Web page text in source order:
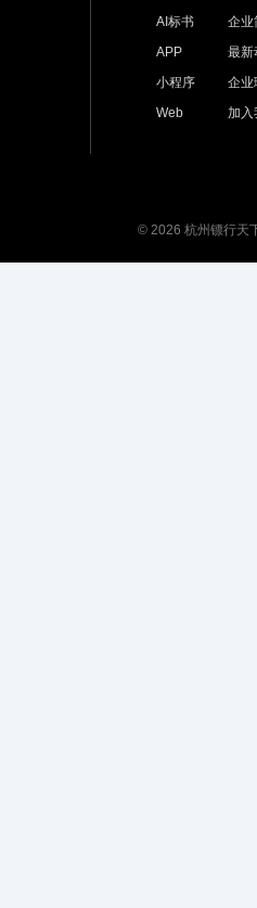
AI标书
APP
小程序
Web
企业
最新
企业
加入
© 2026 杭州镖行天